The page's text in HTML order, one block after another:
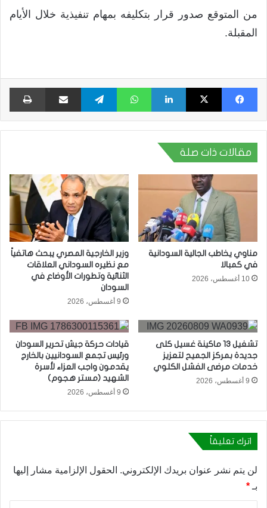
من المتوقع صدور قرار بتكليفه بمهام تنفيذية خلال الأيام
المقبلة.
فيسبوك X لينكدإن واتساب تيلقرام مشاركة عبر البريد
مقالات ذات صلة
مناوي يخاطب الجالية السودانية
في كمبالا
10 أغسطس، 2026
وزير الخارجية المصري يبحث هاتفياً
مع نظيره السوداني العلاقات
الثنائية وتطورات الأوضاع في
السودان
9 أغسطس، 2026
تشغيل 13 ماكينة غسيل كلى
جديدة بمركز الجميح لتعزيز
خدمات مرضى الفشل الكلوي
9 أغسطس، 2026
قيادات حركة جيش تحرير السودان
ورئيس تجمع السودانيين بالخارج
يقدمون واجب العزاء لأسرة
الشهيد (مستر هجوم)
9 أغسطس، 2026
اترك تعليقاً
لن يتم نشر عنوان بريدك الإلكتروني. الحقول الإلزامية مشار إليها
بـ *